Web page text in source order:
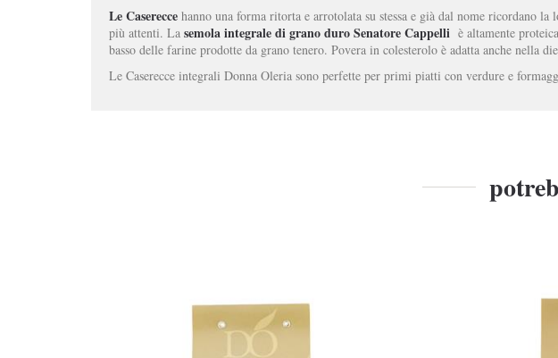
Le Caserecce hanno una forma ritorta e arrotolata su stessa e già dal nome ricordano
più attenti. La semola integrale di grano duro Senatore Cappelli è altamente
basso delle farine prodotte da grano tenero. Povera in colesterolo è adatta anche nella
Le Caserecce integrali Donna Oleria sono perfette per primi piatti con verdure e